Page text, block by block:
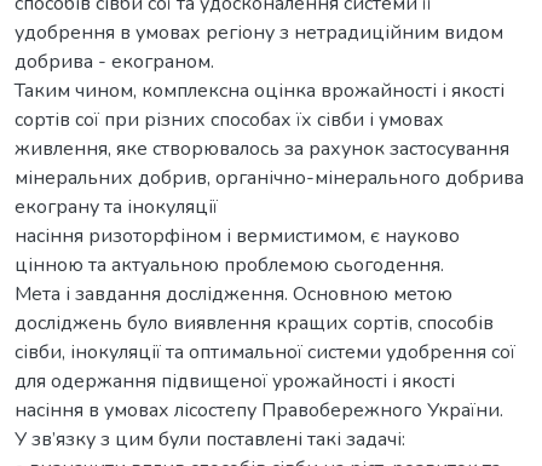
удобрення в умовах регіону з нетрадиційним видом
добрива - екограном.
Таким чином, комплексна оцінка врожайності і якості
сортів сої при різних способах їх сівби і умовах
живлення, яке створювалось за рахунок застосування
мінеральних добрив, органічно-мінерального добрива
екограну та інокуляції
насіння ризоторфіном і вермистимом, є науково
цінною та актуальною проблемою сьогодення.
Мета і завдання дослідження. Основною метою
досліджень було виявлення кращих сортів, способів
сівби, інокуляції та оптимальної системи удобрення сої
для одержання підвищеної урожайності і якості
насіння в умовах лісостепу Правобережного України.
У зв’язку з цим були поставлені такі задачі: